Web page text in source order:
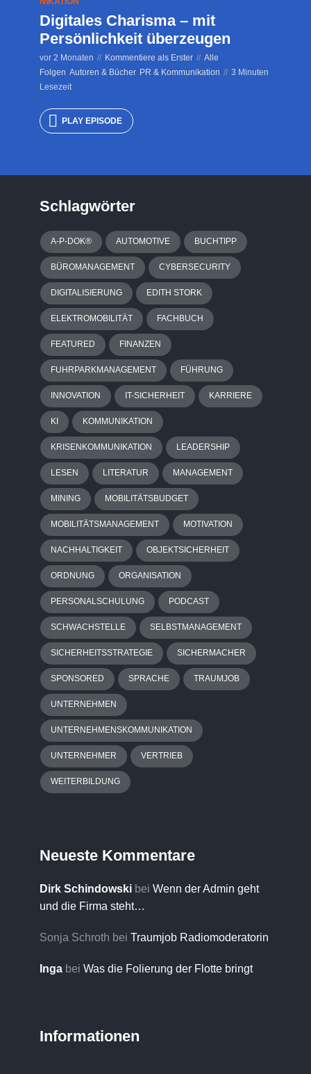
Digitales Charisma – mit
Persönlichkeit überzeugen
vor 2 Monaten Kommentiere als Erster
Alle
Folgen Autoren & Bücher PR & Kommunikation
3 Minuten
Lesezeit
PLAY EPISODE
Schlagwörter
A-P-DOK® AUTOMOTIVE BUCHTIPP
BÜROMANAGEMENT CYBERSECURITY
DIGITALISIERUNG EDITH STORK
ELEKTROMOBILITÄT FACHBUCH
FEATURED FINANZEN
FUHRPARKMANAGEMENT FÜHRUNG
INNOVATION IT-SICHERHEIT KARRIERE
KI KOMMUNIKATION
KRISENKOMMUNIKATION LEADERSHIP
LESEN LITERATUR MANAGEMENT
MINING MOBILITÄTSBUDGET
MOBILITÄTSMANAGEMENT MOTIVATION
NACHHALTIGKEIT OBJEKTSICHERHEIT
ORDNUNG ORGANISATION
PERSONALSCHULUNG PODCAST
SCHWACHSTELLE SELBSTMANAGEMENT
SICHERHEITSSTRATEGIE SICHERMACHER
SPONSORED SPRACHE TRAUMJOB
UNTERNEHMEN
UNTERNEHMENSKOMMUNIKATION
UNTERNEHMER VERTRIEB
WEITERBILDUNG
Neueste Kommentare
Dirk Schindowski bei Wenn der Admin geht
und die Firma steht…
Sonja Schroth bei Traumjob Radiomoderatorin
Inga bei Was die Folierung der Flotte bringt
Informationen